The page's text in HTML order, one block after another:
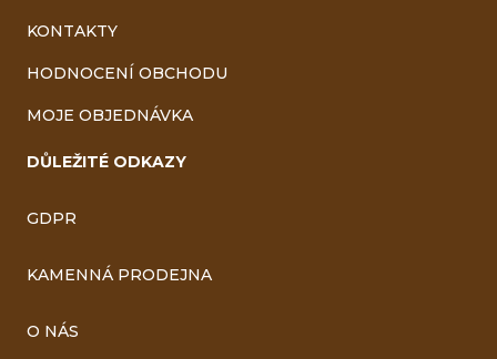
KONTAKTY
HODNOCENÍ OBCHODU
MOJE OBJEDNÁVKA
DŮLEŽITÉ ODKAZY
GDPR
KAMENNÁ PRODEJNA
O NÁS